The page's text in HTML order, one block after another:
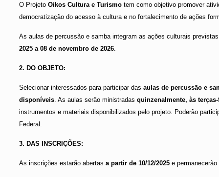
O ProjetoOikos Cultura e Turismo tem como objetivo promover
democratização do acesso à cultura e no fortalecimento de ações
As aulas de percussão e samba integram as ações culturais
2025 a 08 de novembro de 2026.
2. DO OBJETO:
Selecionar interessados para participar dasaulas de percussão e
disponíveis. As aulas serão ministradasquinzenalmente, às
instrumentos e materiais disponibilizados pelo projeto. Poderão
Federal.
3. DAS INSCRIÇÕES:
As inscrições estarão abertasa partir de 10/12/2025 e